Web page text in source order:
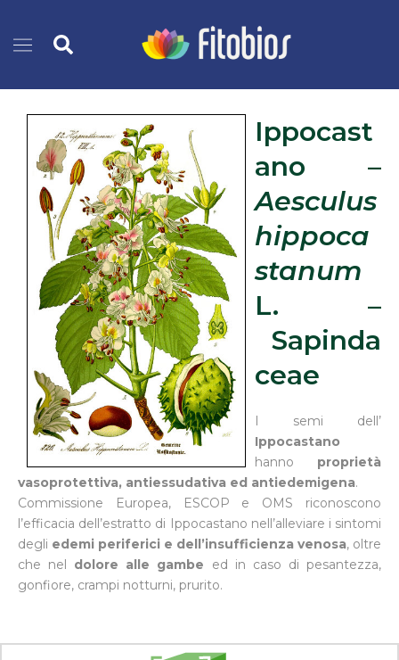
contenutoCerca
Ippocast
ano –
Aesculus
hippoca
stanum
L. –
Sapinda
ceae
I semi dell’
Ippocastano
hanno proprietà
vasoprotettiva, antiessudativa ed antiedemigena.
Commissione Europea, ESCOP e OMS riconoscono
l’efficacia dell’estratto di Ippocastano nell’alleviare i sintomi
degli edemi periferici e dell’insufficienza venosa, oltre
che nel dolore alle gambe ed in caso di pesantezza,
gonfiore, crampi notturni, prurito.